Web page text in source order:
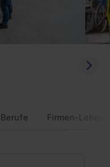
Berufe Firmen-